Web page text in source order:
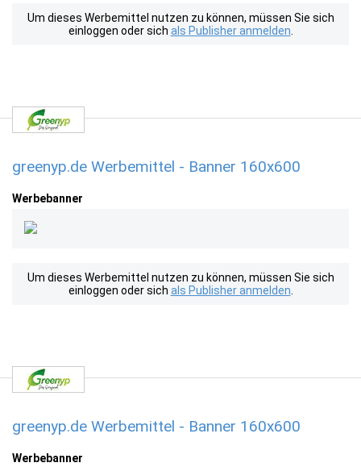
Um dieses Werbemittel nutzen zu können, müssen Sie sich
einloggen oder sich als Publisher anmelden
greenyp.de Werbemittel - Banner 160x600
Werbebanner
Um dieses Werbemittel nutzen zu können, müssen Sie sich
einloggen oder sich als Publisher anmelden
greenyp.de Werbemittel - Banner 160x600
Werbebanner